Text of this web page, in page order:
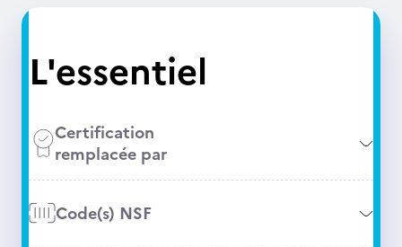
L'essentiel
Certification
remplacée par
Code(s) NSF